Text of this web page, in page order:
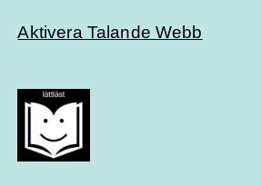
Aktivera Talande Webb